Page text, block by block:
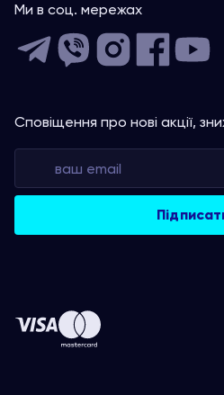
Ми в соц. мережах
Сповіщення про нові акції,